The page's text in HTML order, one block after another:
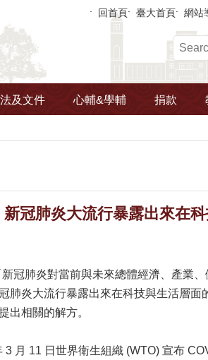
回首頁 臺大首頁 網站
及文件 心輔&學輔 捐款
冠肺炎大流行暴露出來在
冠肺炎對當前與未來總體經濟、產業
肺炎大流行暴露出來在科技與生活層面
出相關的解方。
月 11 日世界衛生組織 (WTO) 宣布